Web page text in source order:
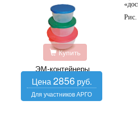
Купить
ЭМ-контейнеры
2856